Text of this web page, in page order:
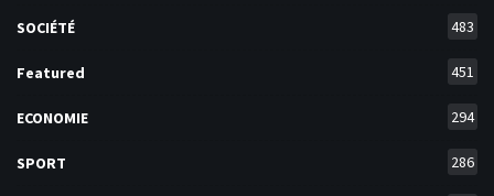
SOCIÉTÉ 483
Featured 451
ECONOMIE 294
SPORT 286